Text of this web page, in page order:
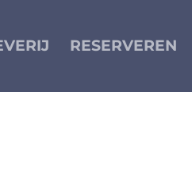
RESERVEREN